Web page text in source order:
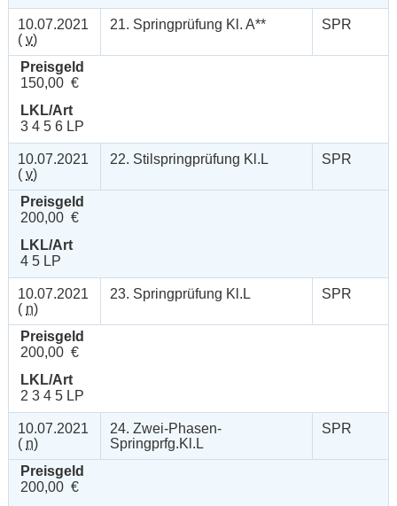
10.07.2021
( v)
21. Springprüfung Kl. A** SPR
Preisgeld
150,00 €
LKL/Art
3 4 5 6 LP
10.07.2021
( v)
22. Stilspringprüfung Kl.L SPR
Preisgeld
200,00 €
LKL/Art
4 5 LP
10.07.2021
( n)
23. Springprüfung Kl.L SPR
Preisgeld
200,00 €
LKL/Art
2 3 4 5 LP
10.07.2021
( n)
24. Zwei-Phasen-
Springprfg.Kl.L
SPR
Preisgeld
200,00 €